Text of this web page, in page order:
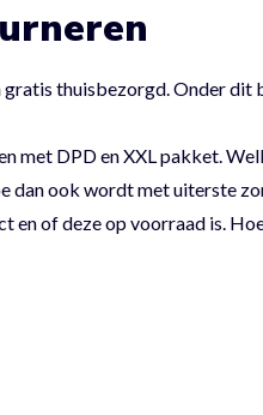
thuisbezorgd. Onder dit
met DPD en XXL pakket.
dan ook wordt met uiterste
en of deze op voorraad is.